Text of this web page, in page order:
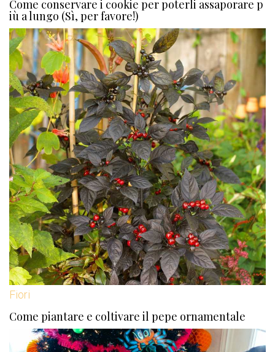
Come conservare i cookie per poterli assaporare p
iù a lungo (Sì, per favore!)
Fiori
Come piantare e coltivare il pepe ornamentale